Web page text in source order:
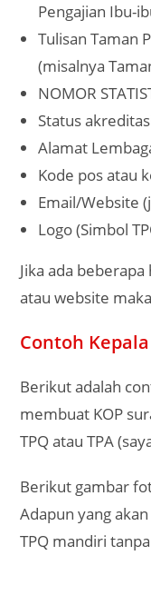
Pengajian Ibu-
Tulisan Taman
(misalnya
NOMOR
Status
Alamat
Kode pos atau
Email/Website
Logo (Simbol
Jika ada
atau website
Contoh
Berikut adalah
membuat KOP
TPQ atau TPA
Berikut gambar
Adapun yang
TPQ mandiri